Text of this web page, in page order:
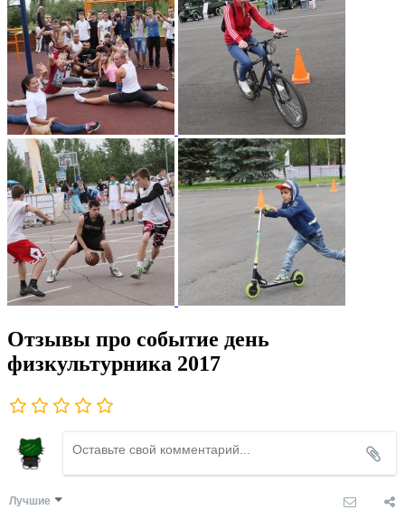
Отзывы про событие день
физкультурника 2017
Лучшие